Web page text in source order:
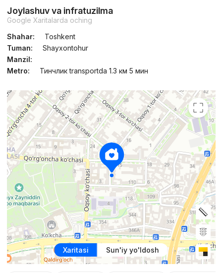
Joylashuv va infratuzilma
Google Xaritalarda oching
Shahar:
Toshkent
Tuman:
Shayxontohur
Manzil:
Metro:
Тинчлик transportda 1.3 км 5 мин
Xaritasi Sun'iy yo'ldosh